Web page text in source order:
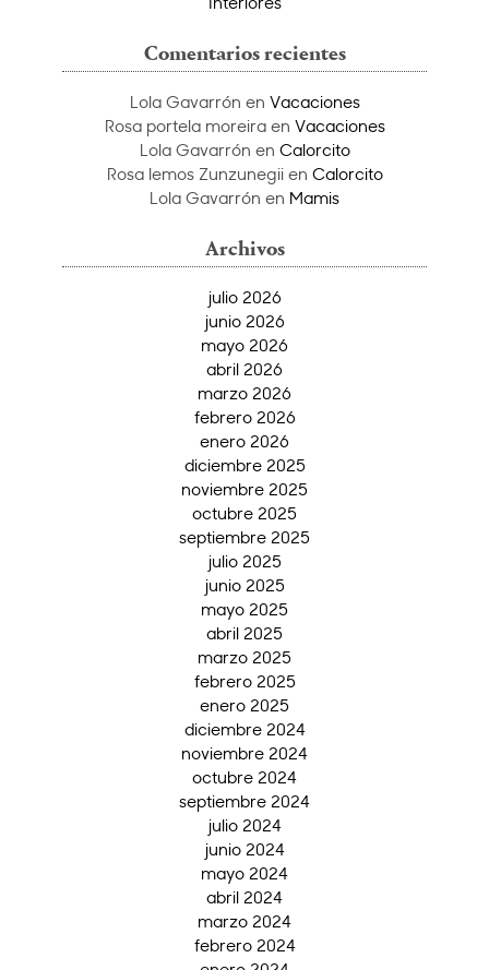
Comentarios recientes
Lola Gavarrón en Vacaciones
Rosa portela moreiraen Vacaciones
Lola Gavarrón en Calorcito
Rosa lemos Zunzunegiien Calorcito
Lola Gavarrón en Mamis
Archivos
julio 2026
junio 2026
mayo 2026
abril 2026
marzo 2026
febrero 2026
enero 2026
diciembre 2025
noviembre 2025
octubre 2025
septiembre 2025
julio 2025
junio 2025
mayo 2025
abril 2025
marzo 2025
febrero 2025
enero 2025
diciembre 2024
noviembre 2024
octubre 2024
septiembre 2024
julio 2024
junio 2024
mayo 2024
abril 2024
marzo 2024
febrero 2024